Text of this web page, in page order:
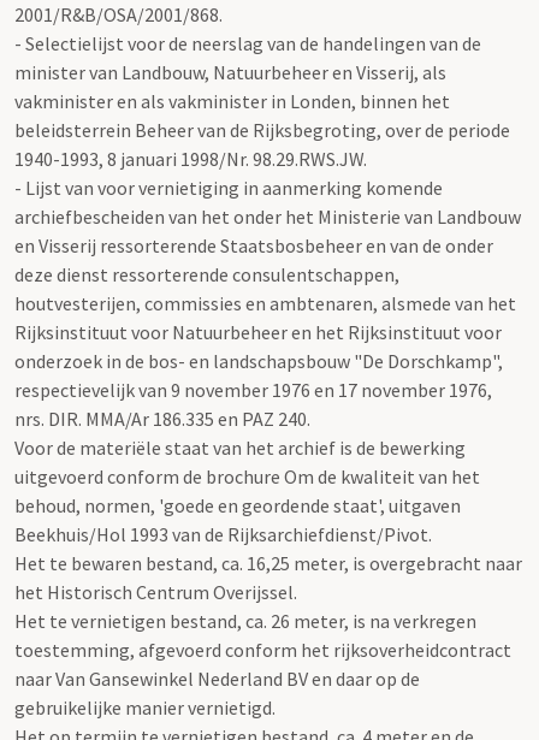
2001/R&B/OSA/2001/868.
- Selectielijst voor de neerslag van de handelingen van de
minister van Landbouw, Natuurbeheer en Visserij, als
vakminister en als vakminister in Londen, binnen het
beleidsterrein Beheer van de Rijksbegroting, over de periode
1940-1993, 8 januari 1998/Nr. 98.29.RWS.JW.
- Lijst van voor vernietiging in aanmerking komende
archiefbescheiden van het onder het Ministerie van Landbouw
en Visserij ressorterende Staatsbosbeheer en van de onder
deze dienst ressorterende consulentschappen,
houtvesterijen, commissies en ambtenaren, alsmede van het
Rijksinstituut voor Natuurbeheer en het Rijksinstituut voor
onderzoek in de bos- en landschapsbouw "De Dorschkamp",
respectievelijk van 9 november 1976 en 17 november 1976,
nrs. DIR. MMA/Ar 186.335 en PAZ 240.
Voor de materiële staat van het archief is de bewerking
uitgevoerd conform de brochure Om de kwaliteit van het
behoud, normen, 'goede en geordende staat', uitgaven
Beekhuis/Hol 1993 van de Rijksarchiefdienst/Pivot.
Het te bewaren bestand, ca. 16,25 meter, is overgebracht naar
het Historisch Centrum Overijssel.
Het te vernietigen bestand, ca. 26 meter, is na verkregen
toestemming, afgevoerd conform het rijksoverheidcontract
naar Van Gansewinkel Nederland BV en daar op de
gebruikelijke manier vernietigd.